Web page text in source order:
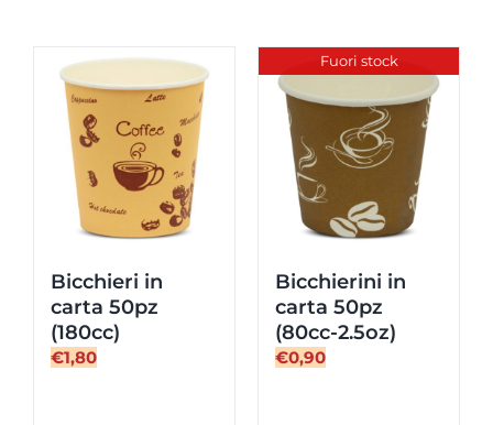
Bicchieri in
carta 50pz
(180cc)
€1,80
Fuori stock
Bicchierini in
carta 50pz
(80cc-2.5oz)
€0,90